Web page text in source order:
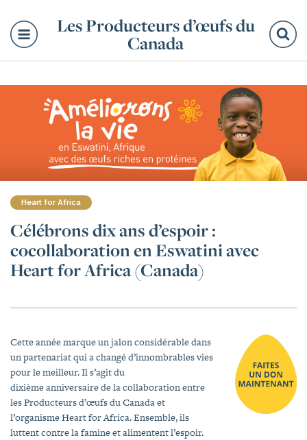
Les Producteurs d’œufs du
Canada
Heart for Africa
Célébrons dix ans d’espoir :
cocollaboration en Eswatini avec
Heart for Africa (Canada)
Cette année marque un jalon considérable dans
un partenariat qui a changé d’innombrables vies
pour le meilleur. Il s’agit du
dixième anniversaire de la collaboration entre
les Producteurs d’œufs du Canada et
l’organisme Heart for Africa. Ensemble, ils
luttent contre la famine et alimentent l’espoir.